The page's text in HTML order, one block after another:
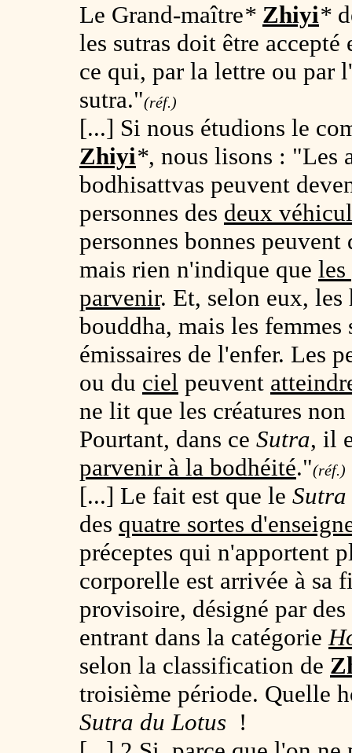
Le Grand-maître* Zhiyi*
les sutras doit être
ce qui, par la lettre ou par
sutra."(réf.)
[...] Si nous étudions le
Zhiyi*, nous lisons : "Les
bodhisattvas peuvent
personnes des deux
personnes bonnes
mais rien n'indique que les
parvenir. Et, selon eux, les
bouddha, mais les femmes
émissaires de l'enfer. Les
ou du ciel peuvent
ne lit que les créatures
Pourtant, dans ce Sutra, il
parvenir à la bodhéité."(réf.)
[...] Le fait est que le Sutra
des quatre sortes
préceptes qui n'apportent
corporelle est arrivée à sa
provisoire, désigné par
entrant dans la catégorie
selon la classification de
troisième période. Quelle
Sutra du Lotus !